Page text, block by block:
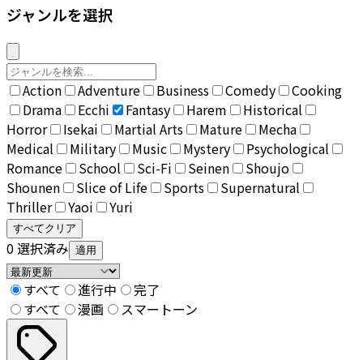
ジャンルを選択
Action Adventure Business Comedy
Cooking
Drama
Ecchi Fantasy Harem
Historical
Horror
Isekai Martial Arts Mature
Mecha
Medical
Military Music Mystery
Psychological
Romance
School Sci-Fi Seinen
Shoujo
Shounen
Slice of Life Sports
Supernatural
Thriller
Yaoi Yuri
すべてクリア
0 選択済み 適用
すべて 進行中
完了
すべて
漫画 スマートーン